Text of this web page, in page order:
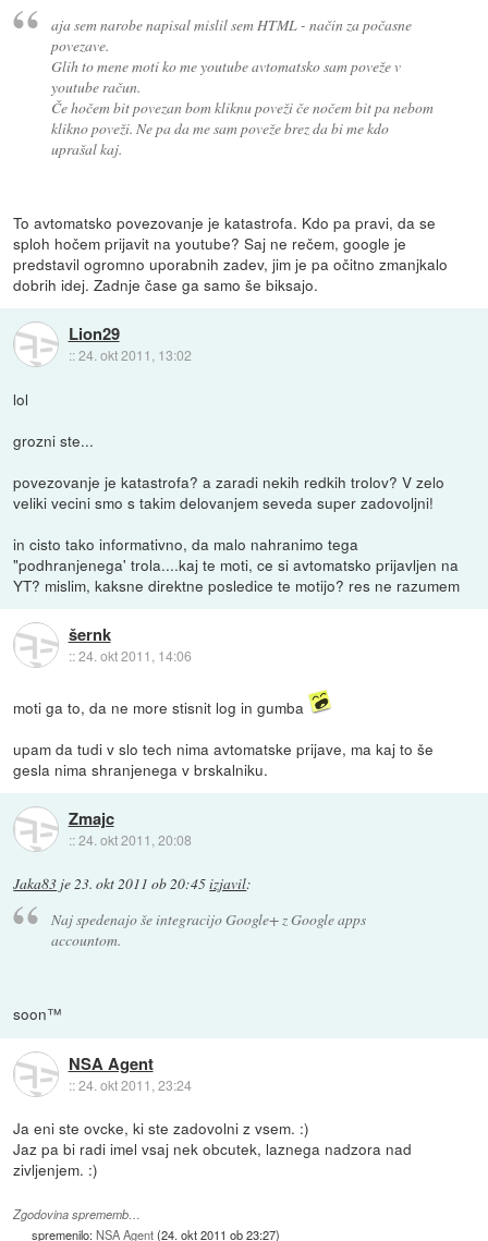
aja sem narobe napisal mislil sem HTML - način za počasne
povezave.
Glih to mene moti ko me youtube avtomatsko sam poveže v
youtube račun.
Če hočem bit povezan bom kliknu poveži če nočem bit pa nebom
klikno poveži. Ne pa da me sam poveže brez da bi me kdo
uprašal kaj.
To avtomatsko povezovanje je katastrofa. Kdo pa pravi, da se
sploh hočem prijavit na youtube? Saj ne rečem, google je
predstavil ogromno uporabnih zadev, jim je pa očitno zmanjkalo
dobrih idej. Zadnje čase ga samo še biksajo.
Lion29
::24. okt 2011, 13:02
lol
grozni ste...
povezovanje je katastrofa? a zaradi nekih redkih trolov? V zelo
veliki vecini smo s takim delovanjem seveda super zadovoljni!
in cisto tako informativno, da malo nahranimo tega
"podhranjenega' trola....kaj te moti, ce si avtomatsko prijavljen na
YT? mislim, kaksne direktne posledice te motijo? res ne razumem
šernk
::24. okt 2011, 14:06
moti ga to, da ne more stisnit log in gumba
upam da tudi v slo tech nima avtomatske prijave, ma kaj to še
gesla nima shranjenega v brskalniku.
Zmajc
::24. okt 2011, 20:08
Jaka83 je23. okt 2011 ob 20:45izjavil:
Naj spedenajo še integracijo Google+ z Google apps
accountom.
soon™
NSA Agent
::24. okt 2011, 23:24
Ja eni ste ovcke, ki ste zadovolni z vsem. :)
Jaz pa bi radi imel vsaj nek obcutek, laznega nadzora nad
zivljenjem. :)
Zgodovina sprememb…
spremenilo:NSA Agent(24. okt 2011 ob 23:27)